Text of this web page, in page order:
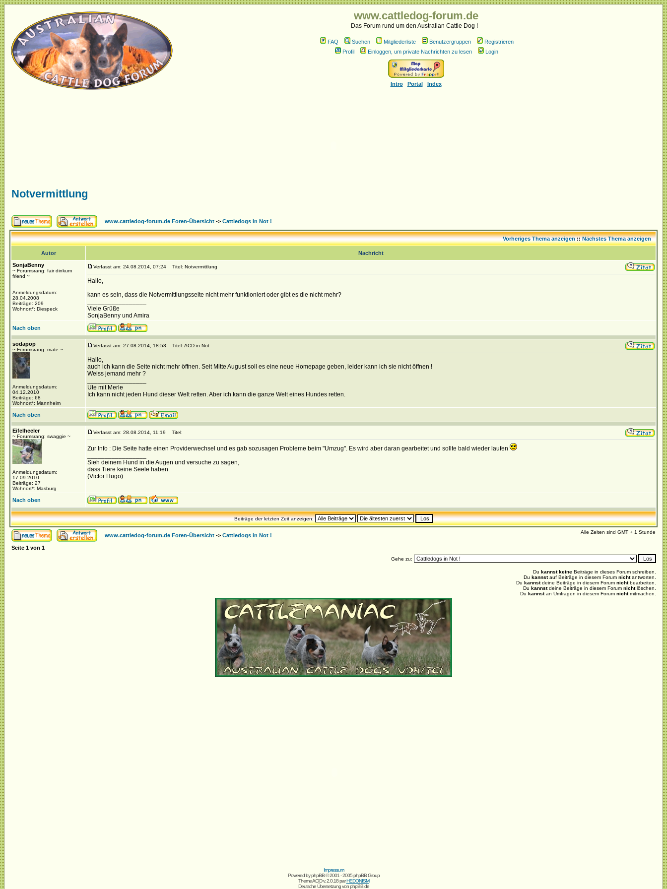
www.cattledog-forum.de
Das Forum rund um den Australian Cattle Dog !
FAQ Suchen Mitgliederliste Benutzergruppen
Registrieren
Profil
Einloggen, um private Nachrichten zu lesen Login
Intro Portal Index
Notvermittlung
www.cattledog-forum.de Foren-Übersicht -> Cattledogs in Not !
Vorheriges Thema anzeigen::Nächstes Thema anzeigen
Autor
Nachricht
SonjaBenny
~ Forumsrang: fair dinkum
friend ~
Anmeldungsdatum:
28.04.2008
Beiträge: 209
Wohnort*: Diespeck
Verfasst am: 24.08.2014, 07:24 Titel: Notvermittlung
Hallo,
kann es sein, dass die Notvermittlungsseite nicht mehr funktioniert oder gibt es die nicht mehr?
Viele Grüße
SonjaBenny und Amira
Nach oben
sodapop
~ Forumsrang: mate ~
Anmeldungsdatum:
04.12.2010
Beiträge: 68
Wohnort*: Mannheim
Verfasst am: 27.08.2014, 18:53 Titel: ACD in Not
Hallo,
auch ich kann die Seite nicht mehr öffnen. Seit Mitte August soll es eine neue Homepage geben, leider kann ich sie nicht öffnen !
Weiss jemand mehr ?
Ute mit Merle
Ich kann nicht jeden Hund dieser Welt retten. Aber ich kann die ganze Welt eines Hundes retten.
Nach oben
Eifelheeler
~ Forumsrang: swaggie ~
Anmeldungsdatum:
17.09.2010
Beiträge: 27
Wohnort*: Masburg
Verfasst am: 28.08.2014, 11:19 Titel:
Zur Info : Die Seite hatte einen Providerwechsel und es gab sozusagen Probleme beim "Umzug". Es wird aber daran gearbeitet und sollte bald wieder laufen
Sieh deinem Hund in die Augen und versuche zu sagen,
dass Tiere keine Seele haben.
(Victor Hugo)
Nach oben
Beiträge der letzten Zeit anzeigen:
www.cattledog-forum.de Foren-Übersicht -> Cattledogs in Not !
Alle Zeiten sind GMT + 1 Stunde
Seite 1 von 1
Gehe zu:
Du kannst keine Beiträge in dieses Forum schreiben.
Du kannstauf Beiträge in diesem Forum nichtantworten.
Du kannstdeine Beiträge in diesem Forum nichtbearbeiten.
Du kannstdeine Beiträge in diesem Forum nichtlöschen.
Du kannstan Umfragen in diesem Forum nichtmitmachen.
Impressum
Powered byphpBB© 2001 - 2005 phpBB Group
Theme ACID v. 2.0.18 parHEDONISM
Deutsche Übersetzung vonphpBB.de